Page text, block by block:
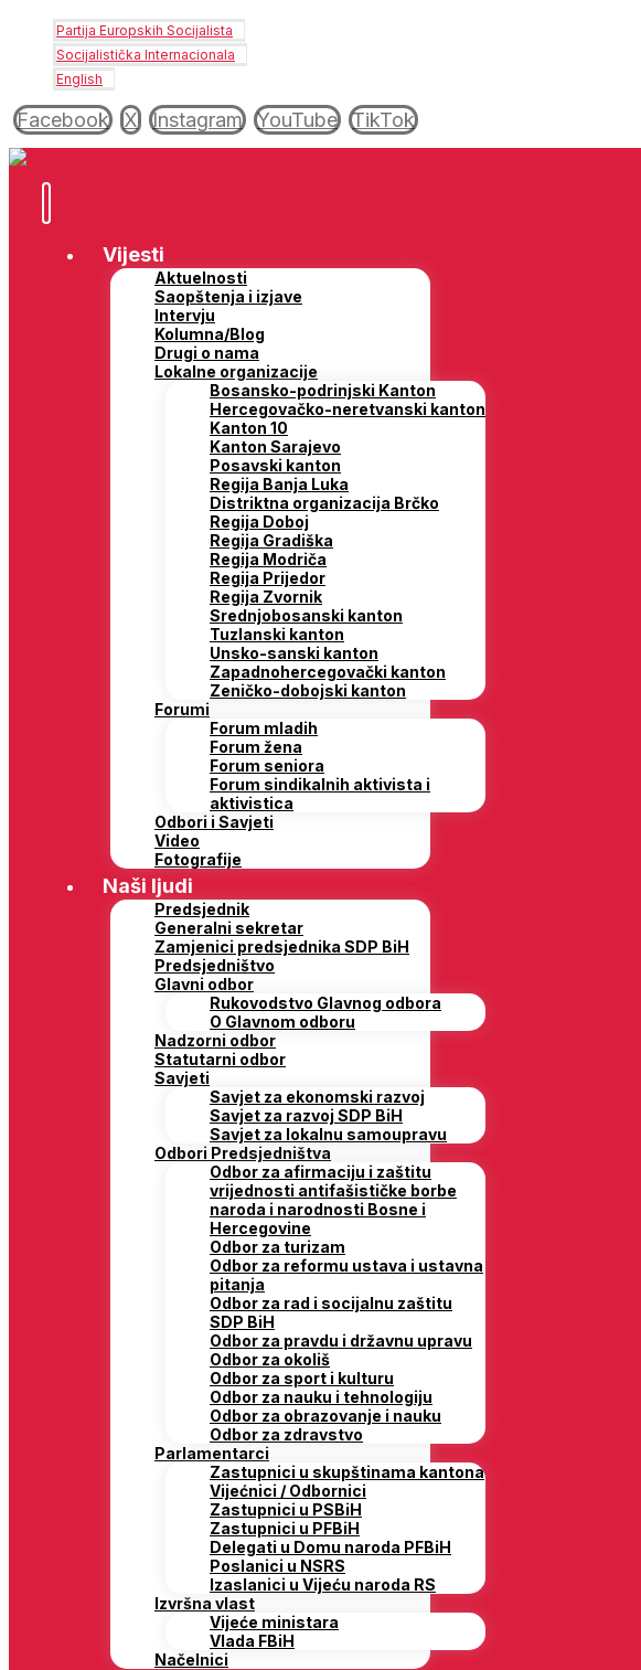
Partija Europskih Socijalista
Socijalistička Internacionala
English
Facebook X Instagram YouTube TikTok
Vijesti
Aktuelnosti
Saopštenja i izjave
Intervju
Kolumna/Blog
Drugi o nama
Lokalne organizacije
Bosansko-podrinjski Kanton
Hercegovačko-neretvanski kanton
Kanton 10
Kanton Sarajevo
Posavski kanton
Regija Banja Luka
Distriktna organizacija Brčko
Regija Doboj
Regija Gradiška
Regija Modriča
Regija Prijedor
Regija Zvornik
Srednjobosanski kanton
Tuzlanski kanton
Unsko-sanski kanton
Zapadnohercegovački kanton
Zeničko-dobojski kanton
Forumi
Forum mladih
Forum žena
Forum seniora
Forum sindikalnih aktivista i
aktivistica
Odbori i Savjeti
Video
Fotografije
Naši ljudi
Predsjednik
Generalni sekretar
Zamjenici predsjednika SDP BiH
Predsjedništvo
Glavni odbor
Rukovodstvo Glavnog odbora
O Glavnom odboru
Nadzorni odbor
Statutarni odbor
Savjeti
Savjet za ekonomski razvoj
Savjet za razvoj SDP BiH
Savjet za lokalnu samoupravu
Odbori Predsjedništva
Odbor za afirmaciju i zaštitu
vrijednosti antifašističke borbe
naroda i narodnosti Bosne i
Hercegovine
Odbor za turizam
Odbor za reformu ustava i ustavna
pitanja
Odbor za rad i socijalnu zaštitu
SDP BiH
Odbor za pravdu i državnu upravu
Odbor za okoliš
Odbor za sport i kulturu
Odbor za nauku i tehnologiju
Odbor za obrazovanje i nauku
Odbor za zdravstvo
Parlamentarci
Zastupnici u skupštinama kantona
Vijećnici / Odbornici
Zastupnici u PSBiH
Zastupnici u PFBiH
Delegati u Domu naroda PFBiH
Poslanici u NSRS
Izaslanici u Vijeću naroda RS
Izvršna vlast
Vijeće ministara
Vlada FBiH
Načelnici